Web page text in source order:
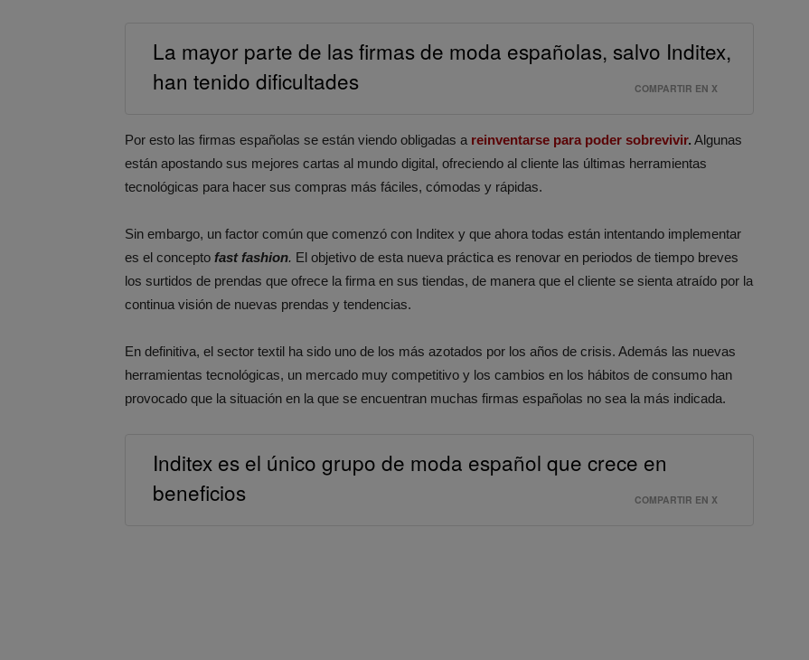
La mayor parte de las firmas de moda españolas, salvo Inditex,
han tenido dificultades
COMPARTIR EN X
Por esto las firmas españolas se están viendo obligadas a reinventarse para poder sobrevivir. Algunas
están apostando sus mejores cartas al mundo digital, ofreciendo al cliente las últimas herramientas
tecnológicas para hacer sus compras más fáciles, cómodas y rápidas.
Sin embargo, un factor común que comenzó con Inditex y que ahora todas están intentando implementar
es el concepto fast fashion. El objetivo de esta nueva práctica es renovar en periodos de tiempo breves
los surtidos de prendas que ofrece la firma en sus tiendas, de manera que el cliente se sienta atraído por la
continua visión de nuevas prendas y tendencias.
En definitiva, el sector textil ha sido uno de los más azotados por los años de crisis. Además las nuevas
herramientas tecnológicas, un mercado muy competitivo y los cambios en los hábitos de consumo han
provocado que la situación en la que se encuentran muchas firmas españolas no sea la más indicada.
Inditex es el único grupo de moda español que crece en
beneficios
COMPARTIR EN X